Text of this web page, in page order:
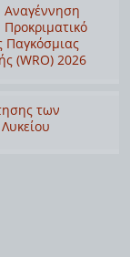
Αναγέννηση
Παγκόσμιας
(WRO) 2026
των